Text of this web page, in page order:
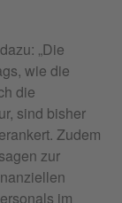
„Die
wie die
die
sind bisher
Zudem
zur
im